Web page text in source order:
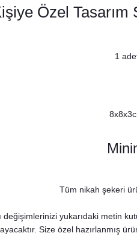
890,00 TL
Özel
1
Tüm nikah şekeri
değişimlerinizi yukarıdaki metin
Size özel hazırlanmış